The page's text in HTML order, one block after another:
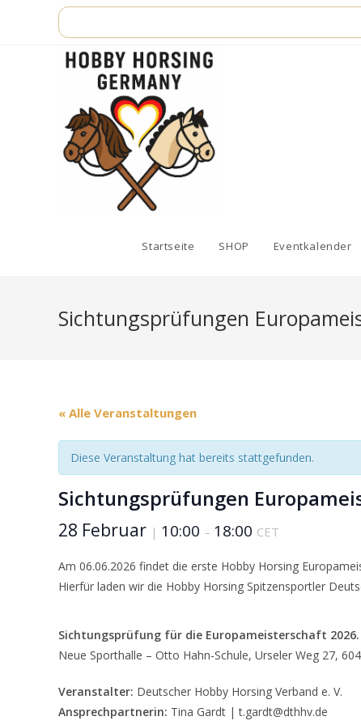
Startseite SHOP Eventkalender
Sichtungsprüfungen
« Alle Veranstaltungen
Diese Veranstaltung hat bereits stattgefunden.
Sichtungsprüfungen
28 Februar | 10:00 – 18:00 CET
Am 06.06.2026 findet die erste Hobby Horsing
Hierfür laden wir die Hobby Horsing Spitzensportler
Sichtungsprüfung für die Europameisterschaft 2026.
Neue Sporthalle – Otto Hahn-Schule, Urseler Weg 27,
Veranstalter: Deutscher Hobby Horsing Verband e. V.
Ansprechpartnerin: Tina Gardt | t.gardt@dthhv.de